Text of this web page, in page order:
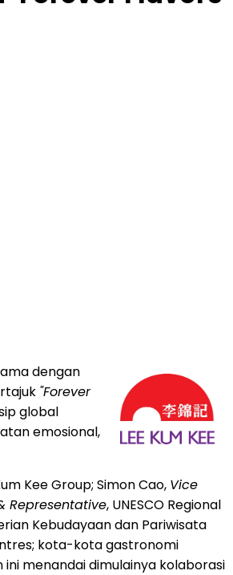
dengan
"Forever
global
emosional,
Kee Group; Simon Cao, Vice
Representative, UNESCO Regional
Kebudayaan dan Pariwisata
kota-kota gastronomi
menandai dimulainya kolaborasi